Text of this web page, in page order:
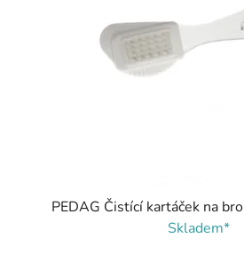
PEDAG Čistící kartáček na
Skladem*